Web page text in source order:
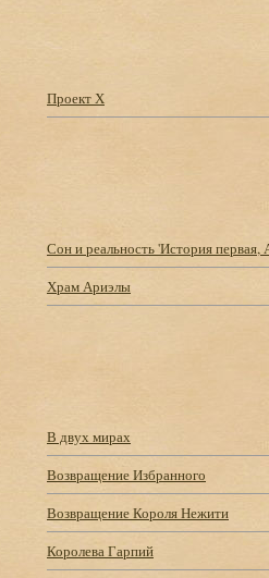
Проект Х
Сон и реальность 'История первая,
Храм Ариэлы
В двух мирах
Возвращение Избранного
Возвращение Короля Нежити
Королева Гарпий